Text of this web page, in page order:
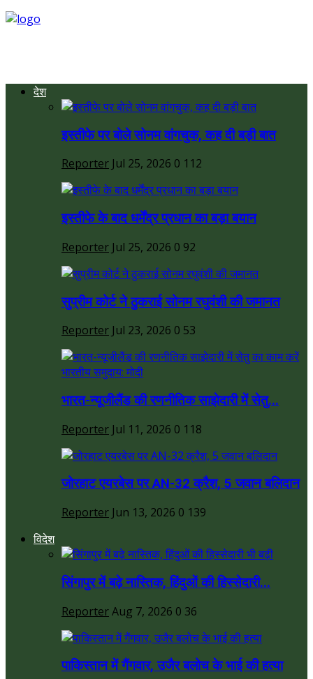
देश
इस्तीफे पर बोले सोनम वांगचुक, कह दी बड़ी बात
Reporter Jul 25, 2026 0 112
इस्तीफे के बाद धर्मेंद्र प्रधान का बड़ा बयान
Reporter Jul 25, 2026 0 92
सुप्रीम कोर्ट ने ठुकराई सोनम रघुवंशी की जमानत
Reporter Jul 23, 2026 0 53
भारत-न्यूजीलैंड की रणनीतिक साझेदारी में सेतु...
Reporter Jul 11, 2026 0 118
जोरहाट एयरबेस पर AN-32 क्रैश, 5 जवान बलिदान
Reporter Jun 13, 2026 0 139
विदेश
सिंगापुर में बढ़े नास्तिक, हिंदुओं की हिस्सेदारी...
ReporterAug 7, 2026 0 36
पाकिस्तान में गैंगवार, उजैर बलोच के भाई की हत्या